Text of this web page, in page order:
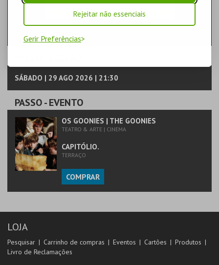
Rejeitar não essenciais
Gerir Preferências
SÁBADO | 29 AGO 2026 | 21:30
PASSO- EVENTO
OS GOONIES | THE GOONIES
TEATRO & ARTE | CINEMA
CAPITÓLIO.
TERRAÇO
COMPRAR
LOJA
Pesquisar Carrinho de compras Eventos Cartões
Produtos
Livro de Reclamações